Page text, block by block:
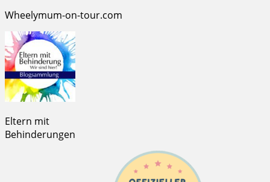
Wheelymum-on-tour.com
Eltern mit
Behinderungen